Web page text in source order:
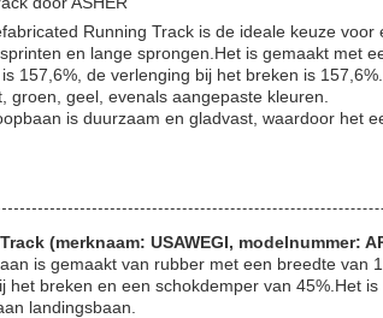
Running Track is de ideale keuze
en lange sprongen.Het is gemaakt met
157,6%, de verlenging bij het breken is
groen, geel, evenals aangepaste kleuren.
is duurzaam en gladvast, waardoor het
(merknaam: USAWEGI, modelnummer:
is gemaakt van rubber met een breedte van
het breken en een schokdemper van 45%.Het
landingsbaan.